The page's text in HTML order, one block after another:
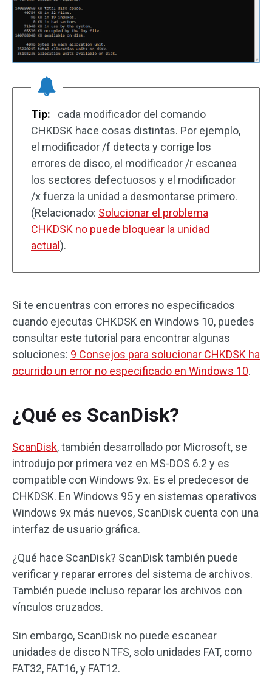
Tip:
cada modificador del comando
CHKDSK hace cosas distintas. Por ejemplo,
el modificador /f detecta y corrige los
errores de disco, el modificador /r escanea
los sectores defectuosos y el modificador
/x fuerza la unidad a desmontarse primero.
(Relacionado: Solucionar el problema
CHKDSK no puede bloquear la unidad
actual).
Si te encuentras con errores no especificados
cuando ejecutas CHKDSK en Windows 10, puedes
consultar este tutorial para encontrar algunas
soluciones: 9 Consejos para solucionar CHKDSK ha
ocurrido un error no especificado en Windows 10.
¿Qué es ScanDisk?
ScanDisk, también desarrollado por Microsoft, se
introdujo por primera vez en MS-DOS 6.2 y es
compatible con Windows 9x. Es el predecesor de
CHKDSK. En Windows 95 y en sistemas operativos
Windows 9x más nuevos, ScanDisk cuenta con una
interfaz de usuario gráfica.
¿Qué hace ScanDisk? ScanDisk también puede
verificar y reparar errores del sistema de archivos.
También puede incluso reparar los archivos con
vínculos cruzados.
Sin embargo, ScanDisk no puede escanear
unidades de disco NTFS, solo unidades FAT, como
FAT32, FAT16, y FAT12.